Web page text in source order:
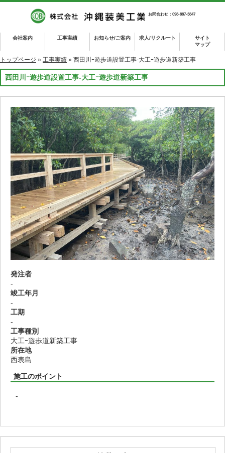
お問合わせ：098-887-3847
会社案内 工事実績 お知らせ/ご案内 求人/リクルート
サイト
マップ
トップページ » 工事実績 » 西田川ｰ遊歩道設置工事-大工ｰ遊歩道新築工事
西田川ｰ遊歩道設置工事-大工ｰ遊歩道新築工事
発注者
-
竣工年月
-
工期
-
工事種別
大工ｰ遊歩道新築工事
所在地
西表島
施工のポイント
-